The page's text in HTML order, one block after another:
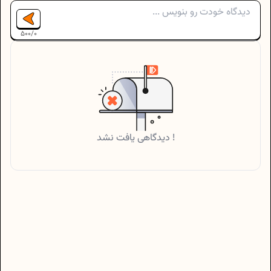
500/0
دیدگاهی یافت نشد !